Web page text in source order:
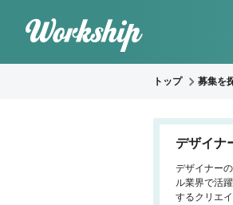
トップ 募集を
デザイナ
デザイナー
ル業界で活
するクリエ